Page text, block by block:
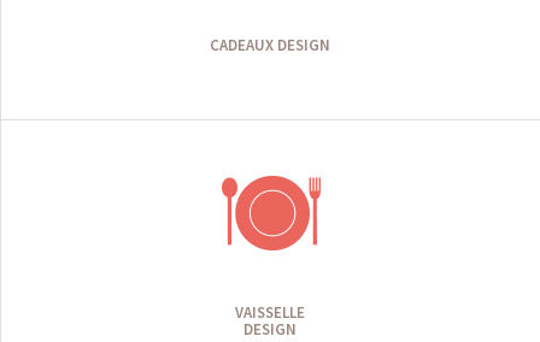
CADEAUX DESIGN
VAISSELLE
DESIGN